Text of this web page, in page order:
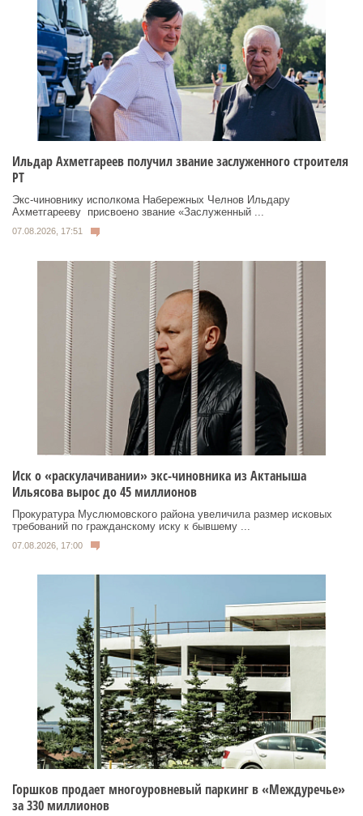
Ильдар Ахметгареев получил звание заслуженного строителя
РТ
Экс‑чиновнику исполкома Набережных Челнов Ильдару
Ахметгарееву присвоено звание «Заслуженный ...
07.08.2026, 17:51
Иск о «раскулачивании» экс-чиновника из Актаныша
Ильясова вырос до 45 миллионов
Прокуратура Муслюмовского района увеличила размер исковых
требований по гражданскому иску к бывшему ...
07.08.2026, 17:00
Горшков продает многоуровневый паркинг в «Междуречье»
за 330 миллионов